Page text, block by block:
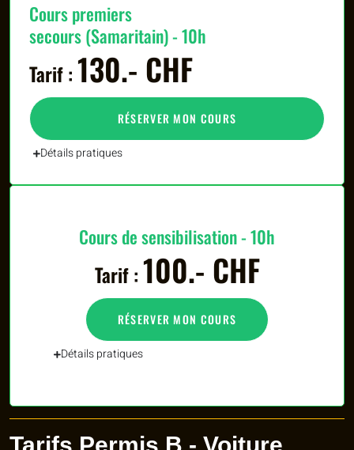
Cours premiers
secours (Samaritain) - 10h
Tarif :130.- CHF
RÉSERVER MON COURS
Détails pratiques
Cours de sensibilisation - 10h
Tarif :100.- CHF
RÉSERVER MON COURS
Détails pratiques